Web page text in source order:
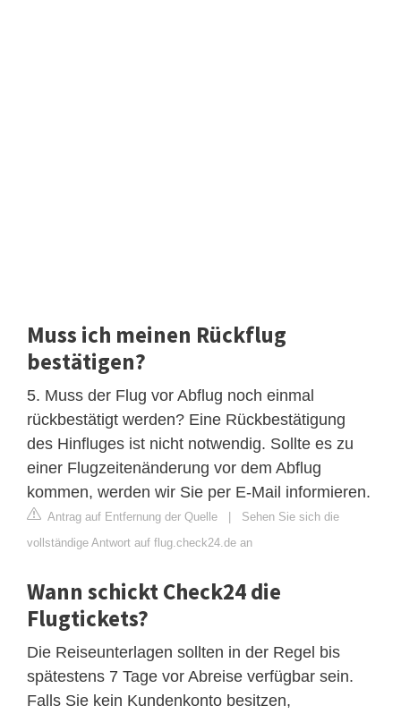
Muss ich meinen Rückflug
bestätigen?
5. Muss der Flug vor Abflug noch einmal
rückbestätigt werden? Eine Rückbestätigung
des Hinfluges ist nicht notwendig. Sollte es zu
einer Flugzeitenänderung vor dem Abflug
kommen, werden wir Sie per E-Mail informieren.
Antrag auf Entfernung der Quelle | Sehen Sie sich die
vollständige Antwort auf flug.check24.de an
Wann schickt Check24 die
Flugtickets?
Die Reiseunterlagen sollten in der Regel bis
spätestens 7 Tage vor Abreise verfügbar sein.
Falls Sie kein Kundenkonto besitzen,